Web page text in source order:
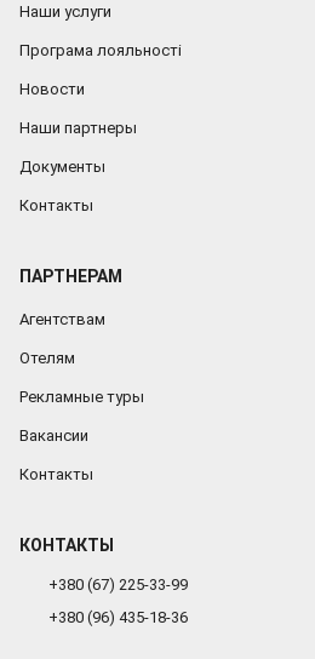
Наши услуги
Програма лояльності
Новости
Наши партнеры
Документы
Контакты
ПАРТНЕРАМ
Агентствам
Отелям
Рекламные туры
Вакансии
Контакты
КОНТАКТЫ
+380 (67) 225-33-99
+380 (96) 435-18-36